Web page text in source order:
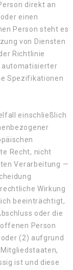
direkt an
einen
Person steht es
von Diensten
Richtlinie
automatisierter
Spezifikationen
einschließlich
Recht, nicht
Verarbeitung —
Wirkung
beeinträchtigt,
oder die
Person
(2) aufgrund
ist und diese